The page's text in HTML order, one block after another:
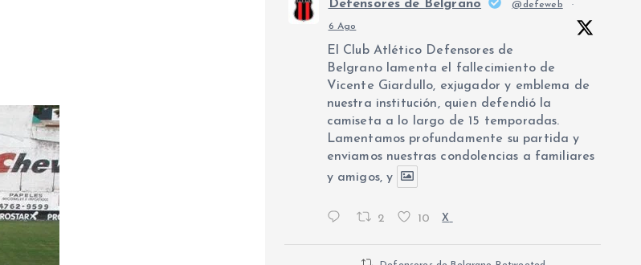
Defensores de Belgrano @defeweb ·
6 Ago
El Club Atlético Defensores de
Belgrano lamenta el fallecimiento de
Vicente Giardullo, exjugador y emblema de
nuestra institución, quien defendió la
camiseta a lo largo de 15 temporadas.
Lamentamos profundamente su partida y
enviamos nuestras condolencias a familiares
y amigos, y
2 10 X